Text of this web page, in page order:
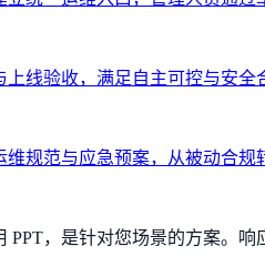
线验收，满足自主可控与安
规范与应急预案，从被动合
，是针对您场景的方案。响